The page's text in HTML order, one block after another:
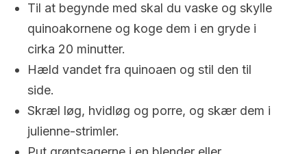
Til at begynde med skal du vaske og skylle
quinoakornene og koge dem i en gryde i
cirka 20 minutter.
Hæld vandet fra quinoaen og stil den til
side.
Skræl løg, hvidløg og porre, og skær dem i
julienne-strimler.